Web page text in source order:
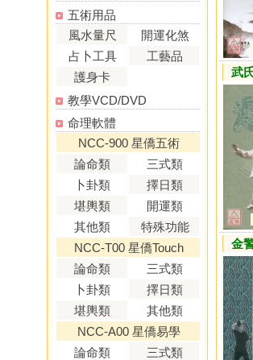
五術用品
風水量尺
開運化煞
占卜工具
工藝品
護身卡
教學VCD/DVD
命理軟體
NCC-900 星僑五術
論命類
三式類
卜卦類
擇日類
堪輿類
開運類
其他類
特殊功能
NCC-T00 星僑Touch
論命類
三式類
卜卦類
擇日類
堪輿類
其他類
NCC-A00 星僑易學
論命類
三式類
武
金